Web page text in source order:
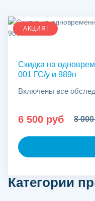
АКЦИЯ!
Скидка на
001 ГС/у и 989н
Включены все
6 500 руб 8
Категории